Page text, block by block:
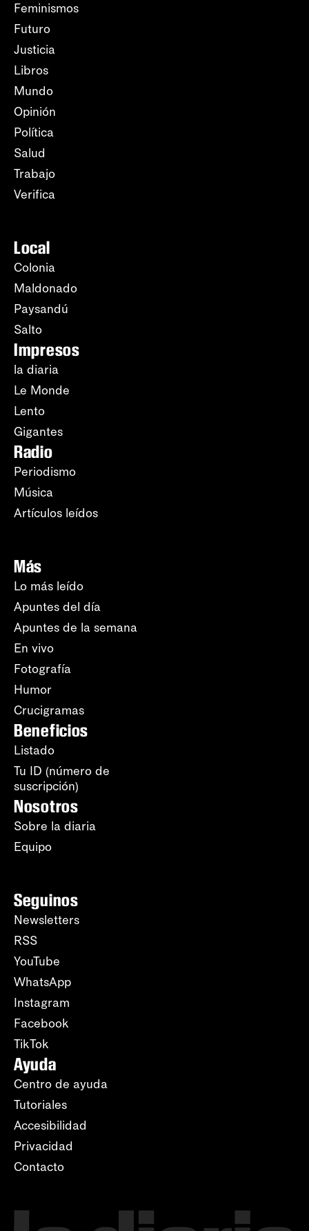
Feminismos
Futuro
Justicia
Libros
Mundo
Opinión
Política
Salud
Trabajo
Verifica
Local
Colonia
Maldonado
Paysandú
Salto
Impresos
la diaria
Le Monde
Lento
Gigantes
Radio
Periodismo
Música
Artículos leídos
Más
Lo más leído
Apuntes del día
Apuntes de la semana
En vivo
Fotografía
Humor
Crucigramas
Beneficios
Listado
Tu ID (número de
suscripción)
Nosotros
Sobre la diaria
Equipo
Seguinos
Newsletters
RSS
YouTube
WhatsApp
Instagram
Facebook
TikTok
Ayuda
Centro de ayuda
Tutoriales
Accesibilidad
Privacidad
Contacto